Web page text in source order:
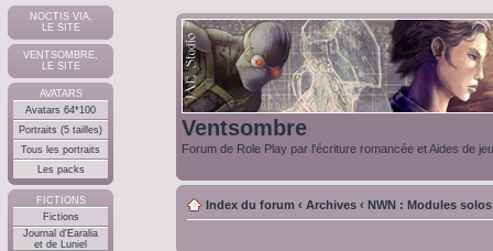
NOCTIS VIA,
LE SITE
VENTSOMBRE,
LE SITE
AVATARS
Avatars 64*100
Portraits (5 tailles)
Tous les portraits
Les packs
FICTIONS
Fictions
Journal d'Earalia
et de Luniel
Ventsombre
Forum de Role Play par l'écriture romancée et Aides de
Index du forum ‹ Archives ‹ NWN : Modules